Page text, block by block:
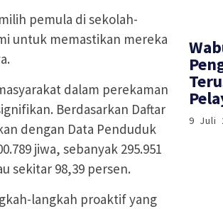
pemula di sekolah-
untuk memastikan mereka
dalam perekaman
Berdasarkan Daftar
dengan Data Penduduk
jiwa, sebanyak 295.951
sekitar 98,39 persen.
langkah proaktif yang
9 Juli